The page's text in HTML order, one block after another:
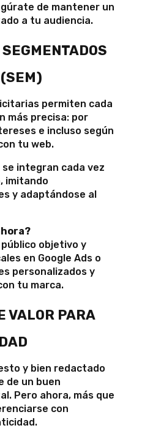
de mantener un
a tu audiencia.
permiten cada
más precisa: por
e incluso según
tu web.
integran cada vez
imitando
y adaptándose al
objetivo y
en Google Ads o
personalizados y
tu marca.
VALOR PARA
y bien redactado
de un buen
Pero ahora, más que
con